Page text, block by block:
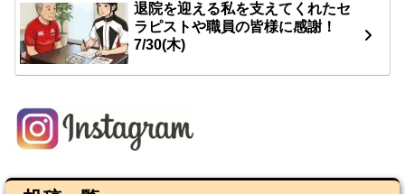
退院を迎える私を支えてくれたセ
ラピストや職員の皆様に感謝！
7/30(木)